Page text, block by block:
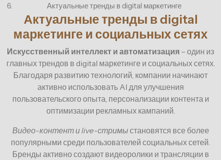
6.
Актуальные тренды в digital маркетинге
Актуальные тренды в digital
маркетинге и социальных сетях
Искусственный интеллект и автоматизация – один из
главных трендов в digital маркетинге и социальных сетях.
Благодаря развитию технологий, компании начинают
активно использовать AI для улучшения
пользовательского опыта, персонализации контента и
оптимизации рекламных кампаний.
Видео-контент и live-стримыстановятся все более
популярными среди пользователей социальных сетей.
Бренды активно создают видеоролики и трансляции в